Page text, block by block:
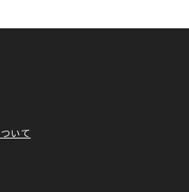
満足いただけるサービスを提供さ
いて